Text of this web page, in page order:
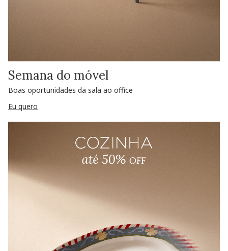
Semana do móvel
Boas oportunidades da sala ao office
Eu quero